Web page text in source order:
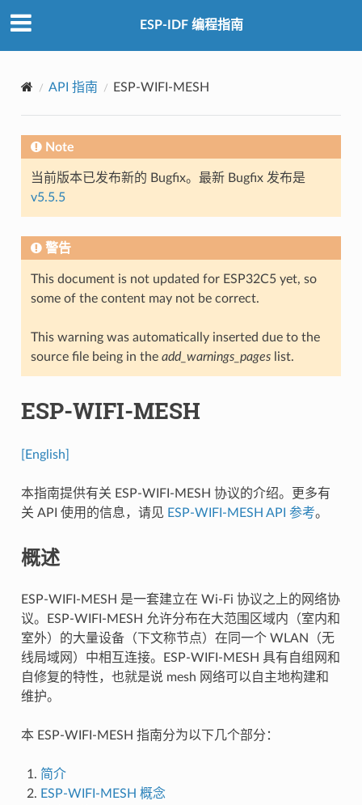
ESP-IDF 编程指南
API 指南 ESP-WIFI-MESH
Note
当前版本已发布新的 Bugfix。最新 Bugfix 发布是
v5.5.5
警告
This document is not updated for ESP32C5 yet, so
some of the content may not be correct.
This warning was automatically inserted due to the
source file being in the add_warnings_pageslist.
ESP-WIFI-MESH
[English]
本指南提供有关 ESP-WIFI-MESH 协议的介绍。更多有
关 API 使用的信息，请见 ESP-WIFI-MESH API 参考。
概述
ESP-WIFI-MESH 是一套建立在 Wi-Fi 协议之上的网络协
议。ESP-WIFI-MESH 允许分布在大范围区域内（室内和
室外）的大量设备（下文称节点）在同一个 WLAN（无
线局域网）中相互连接。ESP-WIFI-MESH 具有自组网和
自修复的特性，也就是说 mesh 网络可以自主地构建和
维护。
本 ESP-WIFI-MESH 指南分为以下几个部分：
简介
ESP-WIFI-MESH 概念